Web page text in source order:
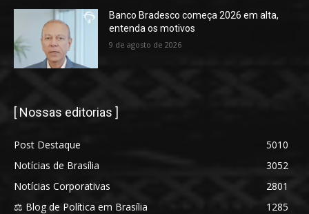
Banco Bradesco começa 2026 em alta,
entenda os motivos
9 de agosto de 2026
[ Nossas editorias ]
Post Destaque
5010
Notícias de Brasília
3052
Notícias Corporativas
2801
⚖️ Blog de Política em Brasília
1285